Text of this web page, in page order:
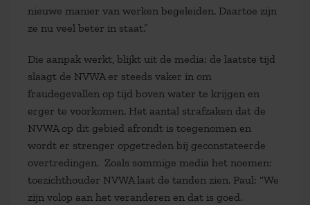
nieuwe manier van werken begeleiden. Daartoe zijn
ze nu veel beter in staat.”
Die aanpak werkt, blijkt uit de media: de laatste tijd
slaagt de NVWA er steeds vaker in om
fraudegevallen op tijd boven water te krijgen en
erger te voorkomen. Het aantal strafzaken dat de
NVWA op dit gebied afrondt is toegenomen en
wordt er strenger opgetreden bij geconstateerde
overtredingen. Zoals sommige media het noemen:
toezichthouder NVWA laat de tanden zien. Paul: “We
zijn volop aan het veranderen en dat is goed.